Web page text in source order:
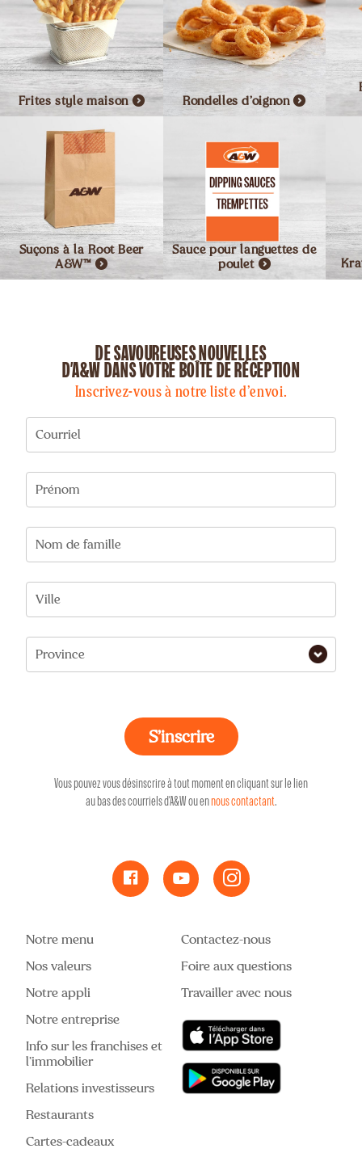
Frites style maison Rondelles d’oignon
Suçons à la Root Beer
A&W™
Sauce pour languettes de
poulet
DE SAVOUREUSES NOUVELLES
D’A&W DANS VOTRE BOÎTE DE RÉCEPTION
Inscrivez-vous à notre liste d’envoi.
Courriel
Prénom
Nom de famille
Ville
Province
Vous pouvez vous désinscrire à tout moment en cliquant sur le lien
au bas des courriels d’A&W ou ennous contactant.
Notre menu
Nos valeurs
Notre appli
Notre entreprise
Info sur les franchises et
l’immobilier
Relations investisseurs
Restaurants
Cartes-cadeaux
Contactez-nous
Foire aux questions
Travailler avec nous